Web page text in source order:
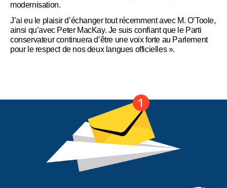
modernisation.
J’ai eu le plaisir d’échanger tout récemment avec M. O’Toole,
ainsi qu’avec Peter MacKay. Je suis confiant que le Parti
conservateur continuera d’être une voix forte au Parlement
pour le respect de nos deux langues officielles ».